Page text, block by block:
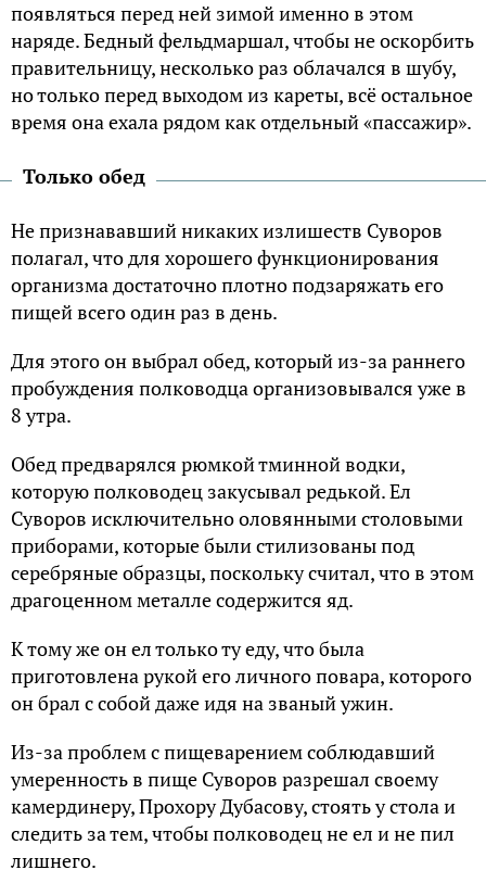
появляться перед ней зимой именно в этом
наряде. Бедный фельдмаршал, чтобы не оскорбить
правительницу, несколько раз облачался в шубу,
но только перед выходом из кареты, всё остальное
время она ехала рядом как отдельный «пассажир».
Только обед
Не признававший никаких излишеств Суворов
полагал, что для хорошего функционирования
организма достаточно плотно подзаряжать его
пищей всего один раз в день.
Для этого он выбрал обед, который из-за раннего
пробуждения полководца организовывался уже в
8 утра.
Обед предварялся рюмкой тминной водки,
которую полководец закусывал редькой. Ел
Суворов исключительно оловянными столовыми
приборами, которые были стилизованы под
серебряные образцы, поскольку считал, что в этом
драгоценном металле содержится яд.
К тому же он ел только ту еду, что была
приготовлена рукой его личного повара, которого
он брал с собой даже идя на званый ужин.
Из-за проблем с пищеварением соблюдавший
умеренность в пище Суворов разрешал своему
камердинеру, Прохору Дубасову, стоять у стола и
следить за тем, чтобы полководец не ел и не пил
лишнего.